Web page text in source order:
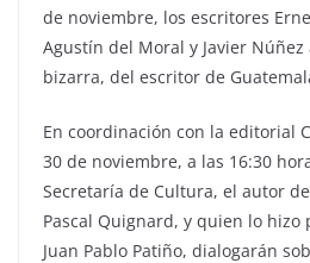
de noviembre, los escritores
Agustín del Moral y Javier
bizarra, del escritor de
En coordinación con la editorial
30 de noviembre, a las 16:30
Secretaría de Cultura, el autor de
Pascal Quignard, y quien lo hizo
Juan Pablo Patiño, dialogarán